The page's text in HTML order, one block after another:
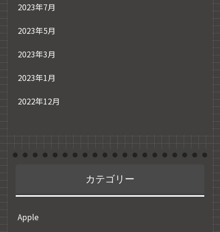
2023年7月
2023年5月
2023年3月
2023年1月
2022年12月
カテゴリー
Apple